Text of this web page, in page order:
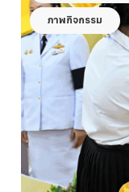
ภาพกิจกรรม